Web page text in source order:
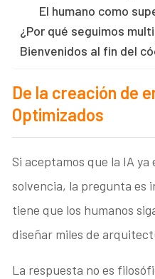
El humano como
¿Por qué seguimos
Bienvenidos al fin del
De la creación de
Optimizados
Si aceptamos que la IA
solvencia, la pregunta es
tiene que los humanos
diseñar miles de
La respuesta no es